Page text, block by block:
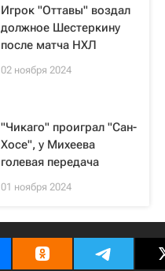
Игрок "Оттавы" воздал
должное Шестеркину
после матча НХЛ
02 ноября 2024
"Чикаго" проиграл "Сан-
Хосе", у Михеева
голевая передача
01 ноября 2024